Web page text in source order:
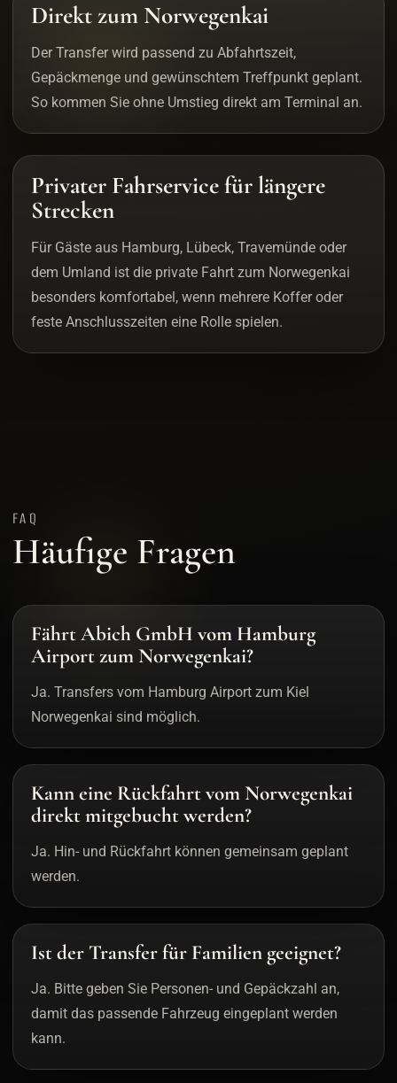
Direkt zum Norwegenkai
Der Transfer wird passend zu Abfahrtszeit,
Gepäckmenge und gewünschtem Treffpunkt geplant.
So kommen Sie ohne Umstieg direkt am Terminal an.
Privater Fahrservice für längere
Strecken
Für Gäste aus Hamburg, Lübeck, Travemünde oder
dem Umland ist die private Fahrt zum Norwegenkai
besonders komfortabel, wenn mehrere Koffer oder
feste Anschlusszeiten eine Rolle spielen.
FAQ
Häufige Fragen
Fährt Abich GmbH vom Hamburg
Airport zum Norwegenkai?
Ja. Transfers vom Hamburg Airport zum Kiel
Norwegenkai sind möglich.
Kann eine Rückfahrt vom Norwegenkai
direkt mitgebucht werden?
Ja. Hin- und Rückfahrt können gemeinsam geplant
werden.
Ist der Transfer für Familien geeignet?
Ja. Bitte geben Sie Personen- und Gepäckzahl an,
damit das passende Fahrzeug eingeplant werden
kann.